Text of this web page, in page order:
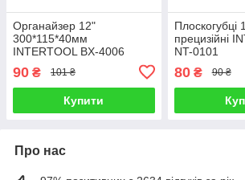
Органайзер 12"
300*115*40мм
INTERTOOL BX-4006
90 ₴ 101 ₴
Купити
Плоскогубці
прецизійні
NT-0101
80₴ 90 ₴
Про нас